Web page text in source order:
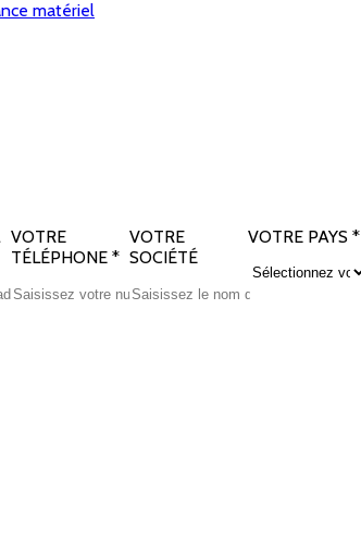
matériel
VOTRE
TÉLÉPHONE *
VOTRE
SOCIÉTÉ
VOTRE PAYS*